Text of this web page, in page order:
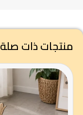
منتجات ذات صلة